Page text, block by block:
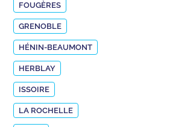
FOUGÈRES
GRENOBLE
HÉNIN-BEAUMONT
HERBLAY
ISSOIRE
LA ROCHELLE